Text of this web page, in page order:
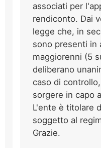
associati per
rendiconto. Dai
legge che, in
sono presenti in
maggiorenni (5
deliberano
caso di
sorgere in capo
L'ente è titolare
soggetto al
Grazie.